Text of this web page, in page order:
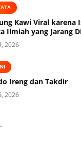
Kawi Viral karena
Ilmiah yang Jarang
2026
Ireng dan Takdir
2026